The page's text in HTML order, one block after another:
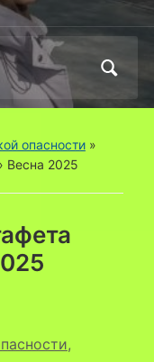
опасности»
Весна 2025
,